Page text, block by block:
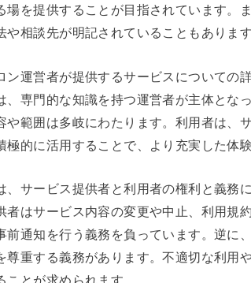
場を提供することが目指されています。
や相談先が明記されていることもあります
ン運営者が提供するサービスについての
、専門的な知識を持つ運営者が主体とな
や範囲は多岐にわたります。利用者は、
極的に活用することで、より充実した体
、サービス提供者と利用者の権利と義務
者はサービス内容の変更や中止、利用規
前通知を行う義務を負っています。逆に
尊重する義務があります。不適切な利用
ことが求められます。